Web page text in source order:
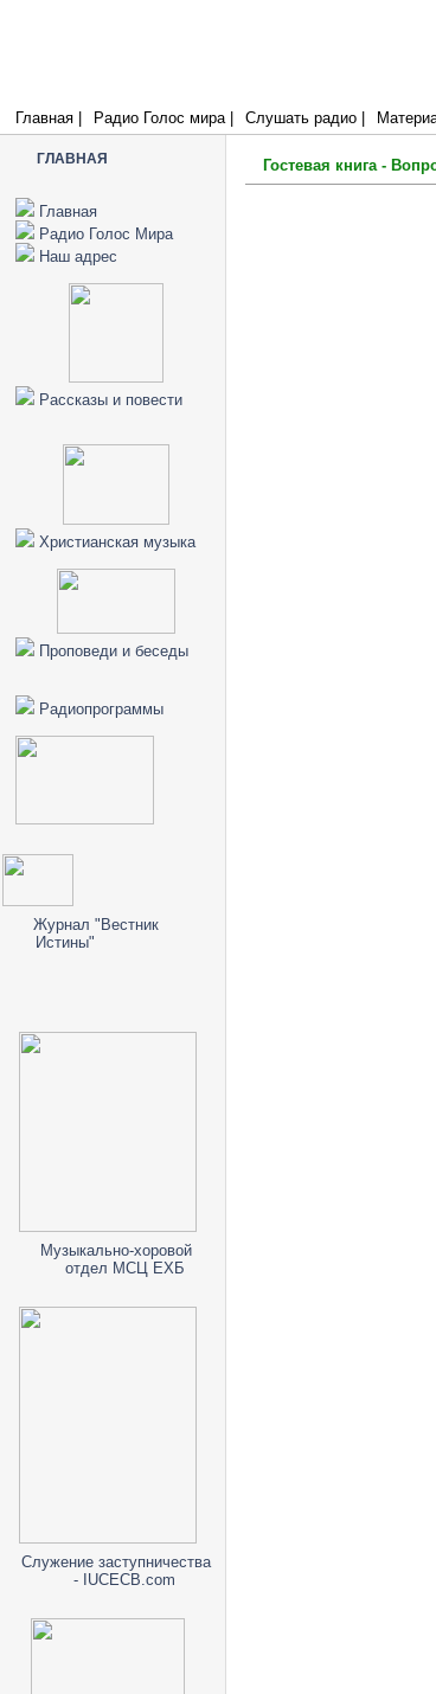
Главная | Радио Голос мира | Слушать радио |
ГЛАВНАЯ
Главная
Радио Голос Мира
Наш адрес
Рассказы и повести
Христианская музыка
Проповеди и беседы
Радиопрограммы
Журнал "Вестник
Истины"
Музыкально-хоровой
отдел МСЦ ЕХБ
Служение заступничества
- IUCECB.com
Гостевая книга -